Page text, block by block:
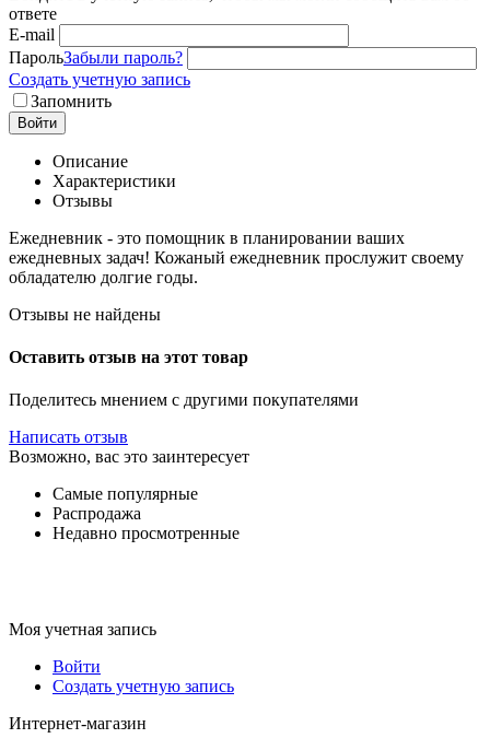
ответе
E-mail
ПарольЗабыли пароль?
Создать учетную запись
Запомнить
Войти
Описание
Характеристики
Отзывы
Ежедневник - это помощник в планировании ваших
ежедневных задач! Кожаный ежедневник прослужит своему
обладателю долгие годы.
Отзывы не найдены
Оставить отзыв на этот товар
Поделитесь мнением с другими покупателями
Написать отзыв
Возможно, вас это заинтересует
Самые популярные
Распродажа
Недавно просмотренные
Моя учетная запись
Войти
Создать учетную запись
Интернет-магазин